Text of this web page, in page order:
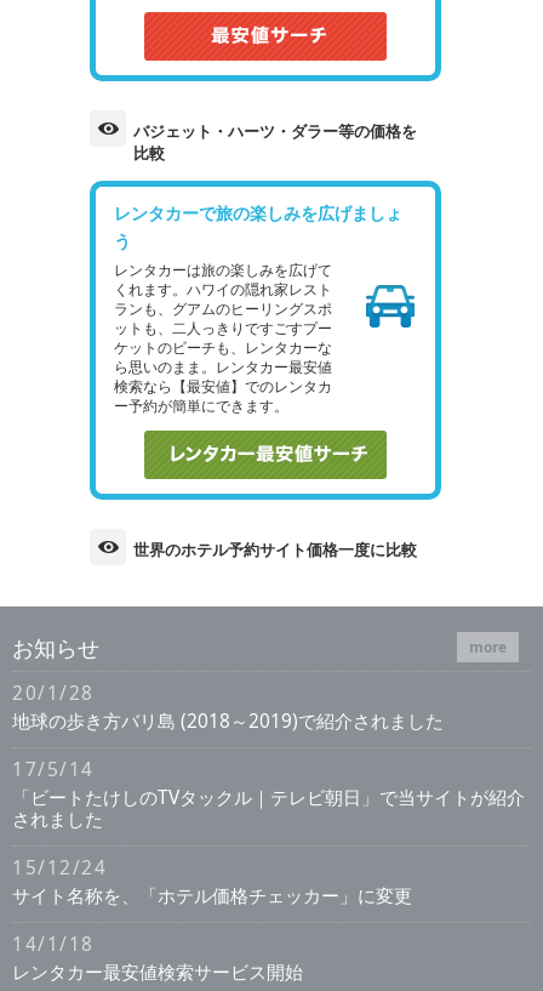
バジェット・ハーツ・ダラー等の価格を
比較
レンタカーで旅の楽しみを広げましょ
う
レンタカーは旅の楽しみを広げて
くれます。ハワイの隠れ家レスト
ランも、グアムのヒーリングスポ
ットも、二人っきりですごすプー
ケットのビーチも、レンタカーな
ら思いのまま。レンタカー最安値
検索なら【最安値】でのレンタカ
ー予約が簡単にできます。
世界のホテル予約サイト価格一度に比較
お知らせ more
20/1/28
地球の歩き方バリ島 (2018～2019)で紹介されました
17/5/14
「ビートたけしのTVタックル｜テレビ朝日」で当サイトが紹介
されました
15/12/24
サイト名称を、「ホテル価格チェッカー」に変更
14/1/18
レンタカー最安値検索サービス開始